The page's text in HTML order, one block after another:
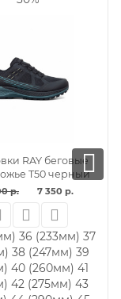
Кроссовки RAY
бездорожье TR-
черный
41